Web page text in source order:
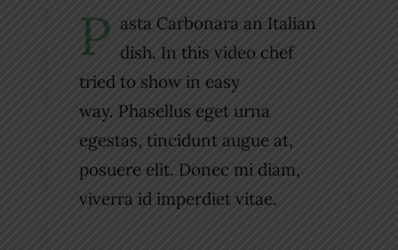
P asta Carbonara an Italian
dish. In this video chef
tried to show in easy
way. Phasellus eget urna
egestas, tincidunt augue at,
posuere elit. Donec mi diam,
viverra id imperdiet vitae.